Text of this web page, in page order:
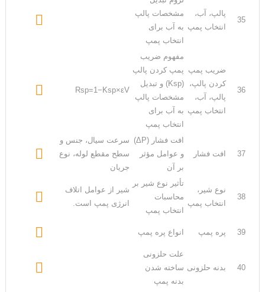
35
پالپ، آب،
انتخاب پمپ
مشخصات پالپ
به آب برای
انتخاب پمپ

36
ضریب پمپ
کردن پالپ،
پالپ، آب،
انتخاب پمپ
مفهوم ضریب
پمپ کردن پالپ
(Ksp) و تبدیل
مشخصات پالپ
به آب برای
انتخاب پمپ
Rsp=1−Ksp×εV

37 افت فشار
افت فشار (ΔP)
و عوامل مؤثر
بر آن
سرعت سیال، جنس و
سطح مقطع لوله، نوع
جریان

38
نوع شیر،
انتخاب پمپ
تأثیر نوع شیر بر
محاسبات
انتخاب پمپ
شیر از عوامل اتلاف
انرژی پمپ است.

39 پره پمپ انواع پره پمپ 
40 بدنه حلزونی
علت حلزونی
ساخته شدن
بدنه پمپ
